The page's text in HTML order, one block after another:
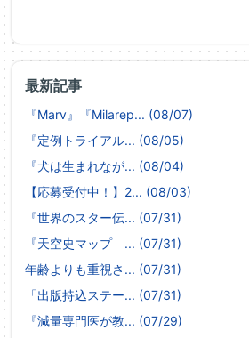
最新記事
『Marv』『Milarep... (08/07)
『定例トライアル... (08/05)
『犬は生まれなが... (08/04)
【応募受付中！】2... (08/03)
『世界のスター伝... (07/31)
『天空史マップ ... (07/31)
年齢よりも重視さ... (07/31)
「出版持込ステー... (07/31)
『減量専門医が教... (07/29)